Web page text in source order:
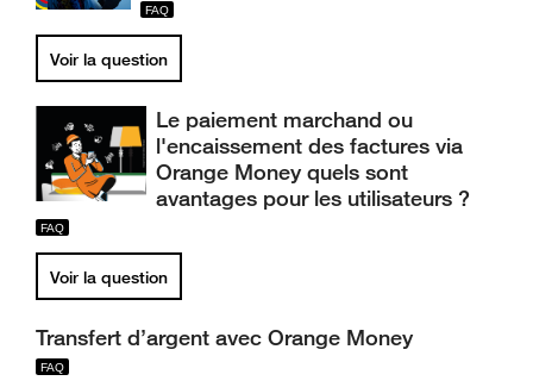
Voir la question
Le paiement marchand ou
l'encaissement des factures via
Orange Money quels sont
avantages pour les utilisateurs ?
Voir la question
Transfert d’argent avec Orange Money